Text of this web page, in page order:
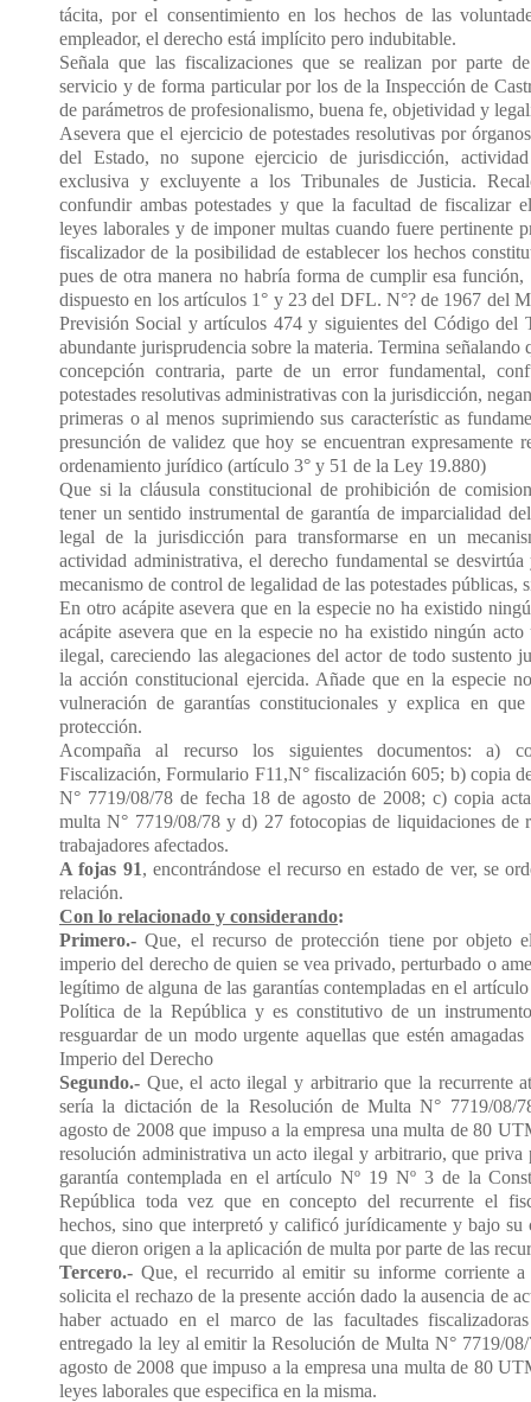
tácita, por el consentimiento en los hechos de las
empleador, el derecho está implícito pero indubitable.
Señala que las fiscalizaciones que se realizan por parte
servicio y de forma particular por los de la Inspección de
de parámetros de profesionalismo, buena fe, objetividad y
Asevera que el ejercicio de potestades resolutivas por
del Estado, no supone ejercicio de jurisdicción,
exclusiva y excluyente a los Tribunales de Justicia.
confundir ambas potestades y que la facultad de fiscalizar
leyes laborales y de imponer multas cuando fuere pertinente
fiscalizador de la posibilidad de establecer los hechos
pues de otra manera no habría forma de cumplir esa
dispuesto en los artículos 1° y 23 del DFL. N°? de 1967 del
Previsión Social y artículos 474 y siguientes del Código del
abundante jurisprudencia sobre la materia. Termina señalando
concepción contraria, parte de un error fundamental,
potestades resolutivas administrativas con la jurisdicción,
primeras o al menos suprimiendo sus característic as
presunción de validez que hoy se encuentran expresamente
ordenamiento jurídico (artículo 3° y 51 de la Ley 19.880)
Que si la cláusula constitucional de prohibición de
tener un sentido instrumental de garantía de imparcialidad
legal de la jurisdicción para transformarse en un
actividad administrativa, el derecho fundamental se
mecanismo de control de legalidad de las potestades públicas,
En otro acápite asevera que en la especie no ha existido
acápite asevera que en la especie no ha existido ningún
ilegal, careciendo las alegaciones del actor de todo sustento
la acción constitucional ejercida. Añade que en la especie
vulneración de garantías constitucionales y explica en
protección.
Acompaña al recurso los siguientes documentos: a)
Fiscalización, Formulario F11,N° fiscalización 605; b) copia
N° 7719/08/78 de fecha 18 de agosto de 2008; c) copia
multa N° 7719/08/78 y d) 27 fotocopias de liquidaciones de
trabajadores afectados.
A fojas 91, encontrándose el recurso en estado de ver, se
relación.
Con lo relacionado y considerando:
Primero.- Que, el recurso de protección tiene por objeto
imperio del derecho de quien se vea privado, perturbado o
legítimo de alguna de las garantías contempladas en el
Política de la República y es constitutivo de un
resguardar de un modo urgente aquellas que estén
Imperio del Derecho
Segundo.- Que, el acto ilegal y arbitrario que la recurrente
sería la dictación de la Resolución de Multa N° 7719/08/
agosto de 2008 que impuso a la empresa una multa de 80
resolución administrativa un acto ilegal y arbitrario, que priva
garantía contemplada en el artículo Nº 19 Nº 3 de la
República toda vez que en concepto del recurrente el
hechos, sino que interpretó y calificó jurídicamente y bajo su
que dieron origen a la aplicación de multa por parte de las
Tercero.- Que, el recurrido al emitir su informe corriente
solicita el rechazo de la presente acción dado la ausencia de
haber actuado en el marco de las facultades
entregado la ley al emitir la Resolución de Multa N° 7719/
agosto de 2008 que impuso a la empresa una multa de 80
leyes laborales que especifica en la misma.